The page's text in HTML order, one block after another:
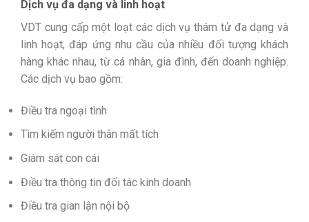
Dịch vụ đa dạng và linh hoạt
VDT cung cấp một loạt các dịch vụ thám tử đa dạng và
linh hoạt, đáp ứng nhu cầu của nhiều đối tượng khách
hàng khác nhau, từ cá nhân, gia đình, đến doanh nghiệp.
Các dịch vụ bao gồm:
Điều tra ngoại tình
Tìm kiếm người thân mất tích
Giám sát con cái
Điều tra thông tin đối tác kinh doanh
Điều tra gian lận nội bộ